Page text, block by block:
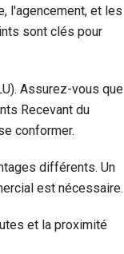
l'agencement, et les
sont clés pour
Assurez-vous que
Recevant du
conformer.
différents. Un
est nécessaire.
et la proximité